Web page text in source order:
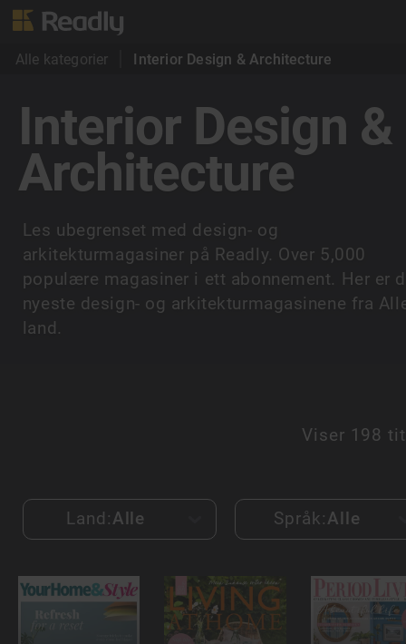
Alle kategorier Interior Design & Architecture
Interior Design &
Architecture
Les ubegrenset med design- og
arkitekturmagasiner på Readly. Over 5,000
populære magasiner i ett abonnement. Her er
nyeste design- og arkitekturmagasinene fra
land.
Viser 198
Land:Alle Språk:Alle